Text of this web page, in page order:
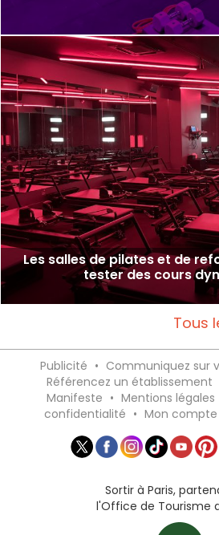
Les salles de pilates et de
tester des cours
Tous
Publicité • Communiquez sur
Référencez un établissement
Manifeste • Mentions légales
confidentialité • Mon compte
Sortir à Paris,
l'Office de Tourisme